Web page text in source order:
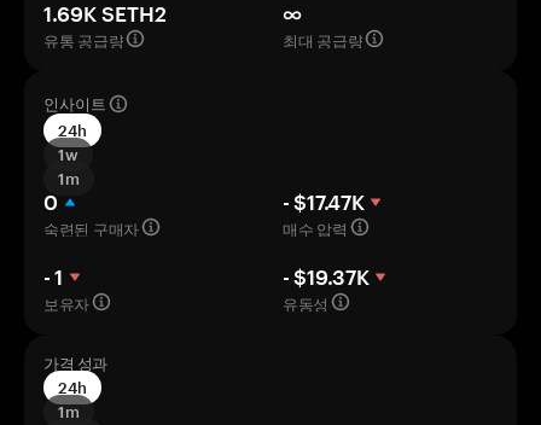
1.69K SETH2
유통 공급량
∞
최대 공급량
인사이트
24h
1w
1m
0
숙련된 구매자
- $17.47K
매수 압력
- 1
보유자
- $19.37K
유동성
가격 성과
24h
1m